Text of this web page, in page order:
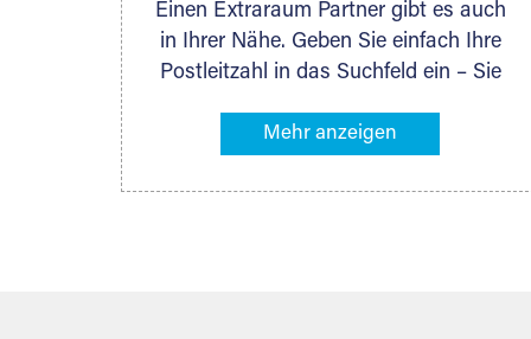
Einen Extraraum Partner gibt es auch
in Ihrer Nähe. Geben Sie einfach Ihre
Postleitzahl in das Suchfeld ein – Sie
Partners mit Lagermöglichkeiten in
können Sie anschließend Ihren